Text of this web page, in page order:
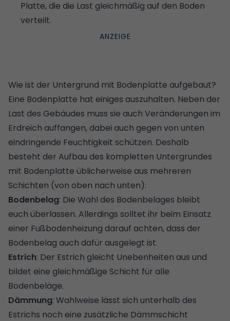
Platte, die die Last gleichmäßig auf den Boden
verteilt.
Wie ist der Untergrund mit Bodenplatte aufgebaut?
Eine Bodenplatte hat einiges auszuhalten. Neben der
Last des Gebäudes muss sie auch Veränderungen im
Erdreich auffangen, dabei auch gegen von unten
eindringende Feuchtigkeit schützen. Deshalb
besteht der Aufbau des kompletten Untergrundes
mit Bodenplatte üblicherweise aus mehreren
Schichten (von oben nach unten):
Bodenbelag: Die Wahl des Bodenbelages bleibt
euch überlassen. Allerdings solltet ihr beim Einsatz
einer Fußbodenheizung darauf achten, dass der
Bodenbelag auch dafür ausgelegt ist.
Estrich: Der Estrich gleicht Unebenheiten aus und
bildet eine gleichmäßige Schicht für alle
Bodenbeläge.
Dämmung: Wahlweise lässt sich unterhalb des
Estrichs noch eine zusätzliche Dämmschicht